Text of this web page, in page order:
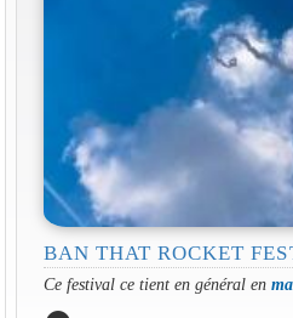
BAN THAT ROCKET
Ce festival ce tient en général en